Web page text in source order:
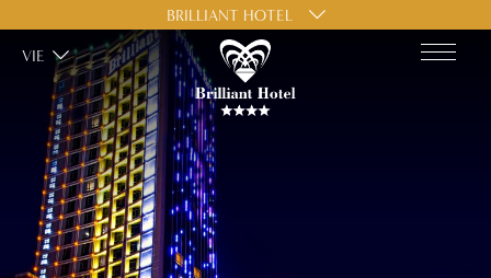
VIE
BRILLIANT HOTEL